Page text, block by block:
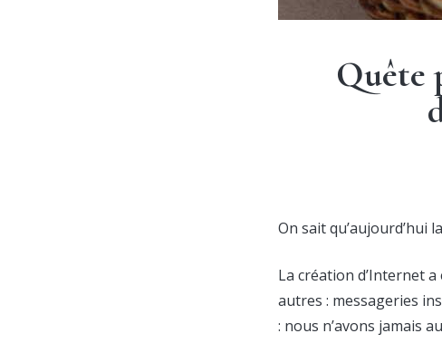
Quête
On sait qu’aujourd’hui
La création d’Internet
autres : messageries
: nous n’avons jamais